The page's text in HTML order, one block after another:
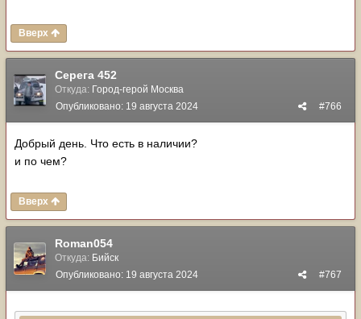
Вверх
Серега 452
Откуда: Город-герой Москва
#766
Опубликовано: 19 августа 2024
Добрый день. Что есть в наличии?
и по чем?
Вверх
Roman054
Откуда: Бийск
#767
Опубликовано: 19 августа 2024